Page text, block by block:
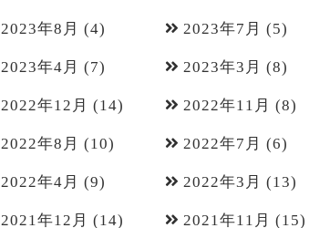
2023年8月 (4) 2023年7月 (5)
2023年4月 (7) 2023年3月 (8)
2022年12月 (14) 2022年11月 (8)
2022年8月 (10) 2022年7月 (6)
2022年4月 (9) 2022年3月 (13)
2021年12月 (14) 2021年11月 (15)